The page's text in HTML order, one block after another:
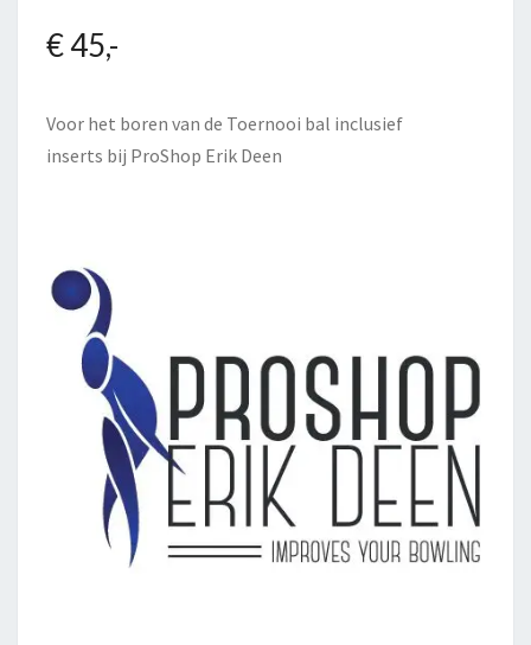
€ 45,-
Voor het boren van de Toernooi bal inclusief
inserts bij ProShop Erik Deen